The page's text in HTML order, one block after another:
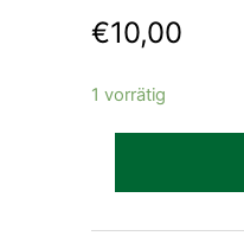
€10,00
1 vorrätig